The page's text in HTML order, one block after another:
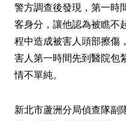
警方調查後發現，第一時
客身分，讓他認為被瞧不
程中造成被害人頭部擦傷
害人第一時間先到醫院包
情不單純。
新北市蘆洲分局偵查隊副